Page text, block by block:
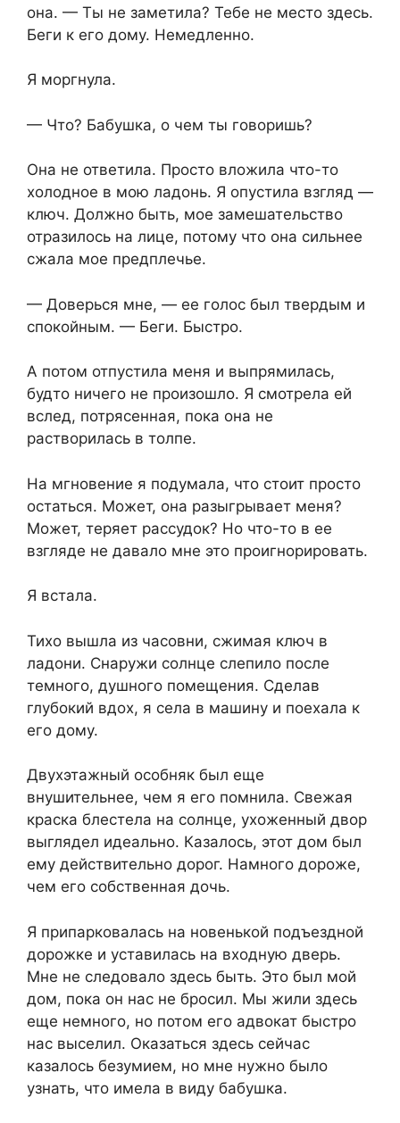
она. — Ты не заметила? Тебе не место здесь.
Беги к его дому. Немедленно.
Я моргнула.
— Что? Бабушка, о чем ты говоришь?
Она не ответила. Просто вложила что-то
холодное в мою ладонь. Я опустила взгляд —
ключ. Должно быть, мое замешательство
отразилось на лице, потому что она сильнее
сжала мое предплечье.
— Доверься мне, — ее голос был твердым и
спокойным. — Беги. Быстро.
А потом отпустила меня и выпрямилась,
будто ничего не произошло. Я смотрела ей
вслед, потрясенная, пока она не
растворилась в толпе.
На мгновение я подумала, что стоит просто
остаться. Может, она разыгрывает меня?
Может, теряет рассудок? Но что-то в ее
взгляде не давало мне это проигнорировать.
Я встала.
Тихо вышла из часовни, сжимая ключ в
ладони. Снаружи солнце слепило после
темного, душного помещения. Сделав
глубокий вдох, я села в машину и поехала к
его дому.
Двухэтажный особняк был еще
внушительнее, чем я его помнила. Свежая
краска блестела на солнце, ухоженный двор
выглядел идеально. Казалось, этот дом был
ему действительно дорог. Намного дороже,
чем его собственная дочь.
Я припарковалась на новенькой подъездной
дорожке и уставилась на входную дверь.
Мне не следовало здесь быть. Это был мой
дом, пока он нас не бросил. Мы жили здесь
еще немного, но потом его адвокат быстро
нас выселил. Оказаться здесь сейчас
казалось безумием, но мне нужно было
узнать, что имела в виду бабушка.